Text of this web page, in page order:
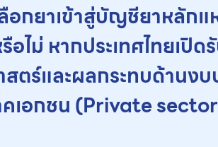
ลือกยาเข้าสู่บัญชียาหลัก
รือไม่ หากประเทศไทยเ
สตร์และผลกระทบด้านง
เอกชน (Private